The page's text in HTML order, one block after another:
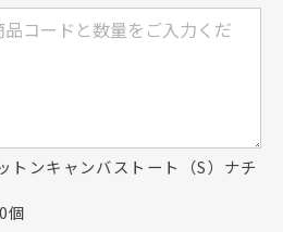
トンキャンバストート（S）ナチ
個